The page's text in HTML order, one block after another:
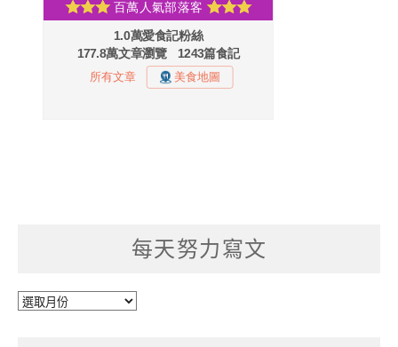
每天努力寫文
每